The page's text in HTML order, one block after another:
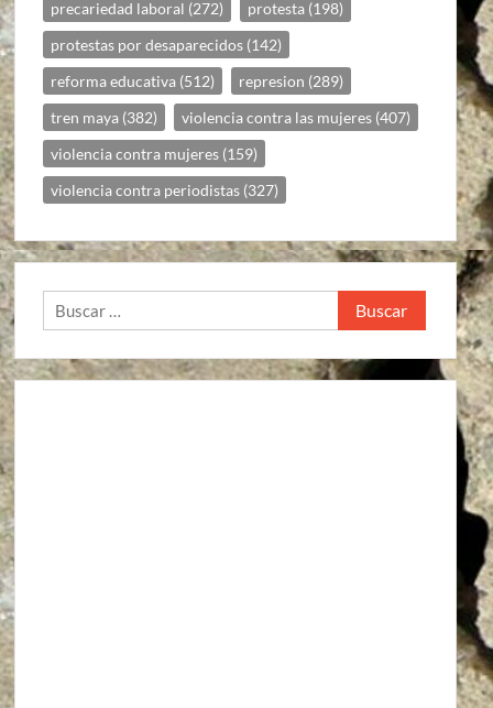
precariedad laboral (272) protesta (198)
protestas por desaparecidos (142)
reforma educativa (512) represion (289)
tren maya (382) violencia contra las mujeres (407)
violencia contra mujeres (159)
violencia contra periodistas (327)
Buscar: